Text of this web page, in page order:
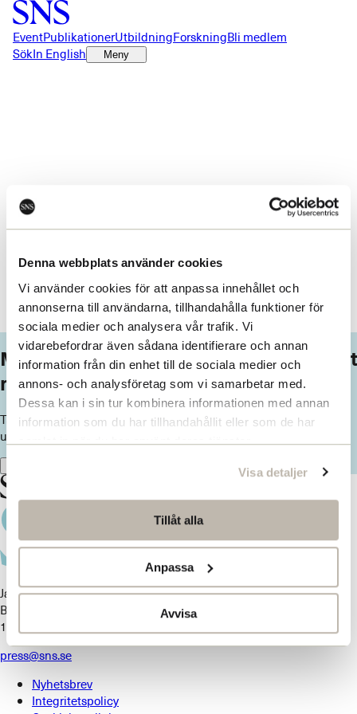
Denna webbplats använder cookies
Vi använder cookies för att anpassa innehållet och
annonserna till användarna, tillhandahålla funktioner för
sociala medier och analysera vår trafik. Vi
vidarebefordrar även sådana identifierare och annan
information från din enhet till de sociala medier och
annons- och analysföretag som vi samarbetar med.
Dessa kan i sin tur kombinera informationen med annan
information som du har tillhandahållit eller som de har
samlat in när du har använt deras tjänster.
Visa detaljer
Tillåt alla
Anpassa
Avvisa
EventPublikationerUtbildningForskningBli medlem
SökIn English Meny
Något gick fel!
Ett oväntad fel inträffade. Du kan prova att ladda om sidan.
Ladda om
Missa inget från SNS. Prenumerera på vårt
nyhetsbrev
Ta del av våra senaste nyheter. Få nya insikter och håll dig
uppdaterad om viktiga samhällsfrågor.
Jakobsbergsgatan 18
Box 5629
114 86 Stockholm
press@sns.se
Nyhetsbrev
Integritetspolicy